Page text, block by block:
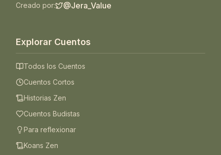
Creado por: @Jera_Value
Explorar Cuentos
Todos los Cuentos
Cuentos Cortos
Historias Zen
Cuentos Budistas
Para reflexionar
Koans Zen